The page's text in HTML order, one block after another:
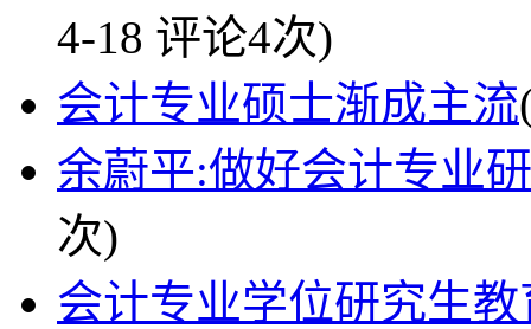
4-18 评论4次)
会计专业硕士渐成主流
余蔚平:做好会计专业
次)
会计专业学位研究生